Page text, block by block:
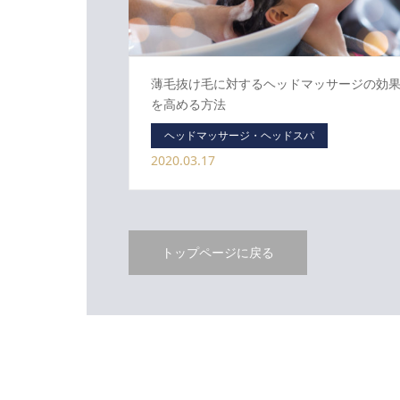
薄毛抜け毛に対するヘッドマッサージの効果
を高める方法
ヘッドマッサージ・ヘッドスパ
2020.03.17
トップページに戻る